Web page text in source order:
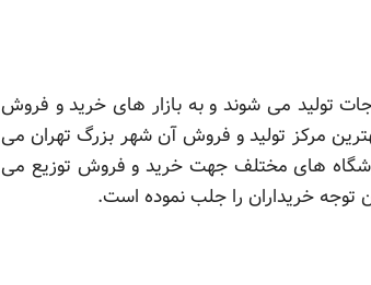
تولید می شوند و به بازار های خرید و فروش
مرکز تولید و فروش آن شهر بزرگ تهران می
های مختلف جهت خرید و فروش توزیع می
خریداران را جلب نموده است.